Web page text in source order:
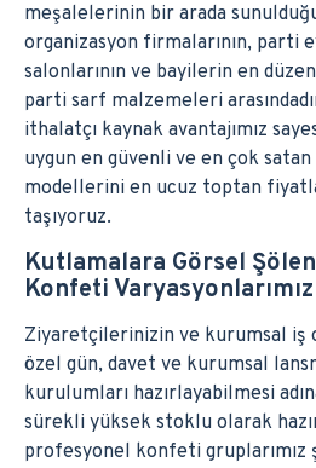
meşalelerinin bir arada
organizasyon firmalarının, parti
salonlarının ve bayilerin en
parti sarf malzemeleri
ithalatçı kaynak avantajımız
uygun en güvenli ve en çok
modellerini en ucuz toptan
taşıyoruz.
Kutlamalara Görsel
Konfeti
Ziyaretçilerinizin ve kurumsal iş
özel gün, davet ve kurumsal
kurulumları hazırlayabilmesi
sürekli yüksek stoklu olarak
profesyonel konfeti gruplarımız